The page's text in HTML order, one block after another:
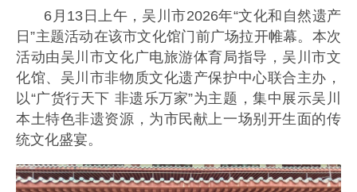
6月13日上午，吴川市2026年“文化和自然遗产
日”主题活动在该市文化馆门前广场拉开帷幕。本次
活动由吴川市文化广电旅游体育局指导，吴川市文
化馆、吴川市非物质文化遗产保护中心联合主办，
以“广货行天下 非遗乐万家”为主题，集中展示吴川
本土特色非遗资源，为市民献上一场别开生面的传
统文化盛宴。